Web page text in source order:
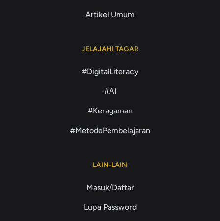
Artikel Umum
JELAJAHI TAGAR
#DigitalLiteracy
#AI
#Keragaman
#MetodePembelajaran
LAIN-LAIN
Masuk/Daftar
Lupa Password